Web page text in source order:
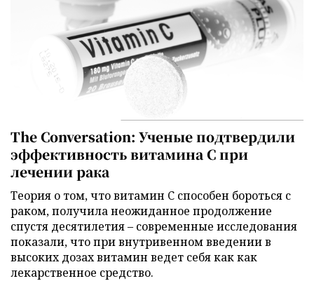
The Conversation: Ученые подтвердили
эффективность витамина C при
лечении рака
Теория о том, что витамин C способен бороться с
раком, получила неожиданное продолжение
спустя десятилетия – современные исследования
показали, что при внутривенном введении в
высоких дозах витамин ведет себя как как
лекарственное средство.